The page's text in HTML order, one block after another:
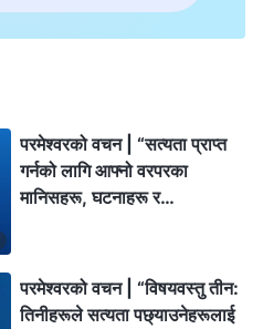
परमेश्‍वरको वचन | “सत्यता प्राप्त
गर्नको लागि आफ्नो वरपरका
मानिसहरू, घटनाहरू र
परमेश्‍वरको वचन | “विषयवस्तु तीन:
तिनीहरूले सत्यता पछ्याउनेहरूलाई